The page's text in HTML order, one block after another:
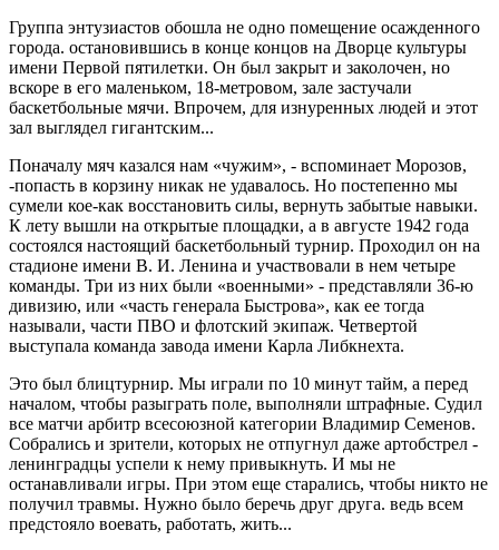
Группа энтузиастов обошла не одно помещение осажденного
города. остановившись в конце концов на Дворце культуры
имени Первой пятилетки. Он был закрыт и заколочен, но
вскоре в его маленьком, 18-метровом, зале застучали
баскетбольные мячи. Впрочем, для изнуренных людей и этот
зал выглядел гигантским...
Поначалу мяч казался нам «чужим», - вспоминает Морозов,
-попасть в корзину никак не удавалось. Но постепенно мы
сумели кое-как восстановить силы, вернуть забытые навыки.
К лету вышли на открытые площадки, а в августе 1942 года
состоялся настоящий баскетбольный турнир. Проходил он на
стадионе имени В. И. Ленина и участвовали в нем четыре
команды. Три из них были «военными» - представляли 36-ю
дивизию, или «часть генерала Быстрова», как ее тогда
называли, части ПВО и флотский экипаж. Четвертой
выступала команда завода имени Карла Либкнехта.
Это был блицтурнир. Мы играли по 10 минут тайм, а перед
началом, чтобы разыграть поле, выполняли штрафные. Судил
все матчи арбитр всесоюзной категории Владимир Семенов.
Собрались и зрители, которых не отпугнул даже артобстрел -
ленинградцы успели к нему привыкнуть. И мы не
останавливали игры. При этом еще старались, чтобы никто не
получил травмы. Нужно было беречь друг друга. ведь всем
предстояло воевать, работать, жить...